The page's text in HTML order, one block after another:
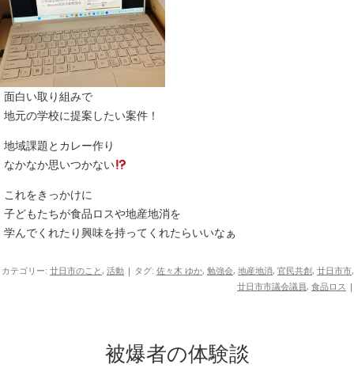
面白い取り組みで
地元の学校に提案したい案件！
地域課題とカレー作り
なかなか思いつかない
これをきっかけに
子どもたちが食品ロスや地産地消を
学んでくれたり興味を持ってくれたらいいなぁ
カテゴリー: 廿日市のこと , 活動 | タグ: 佐々木 ゆか, 勉強会, 地産地消, 官民共創, 廿日市市,
廿日市市議会議員, 食品ロス |
被爆者の体験談